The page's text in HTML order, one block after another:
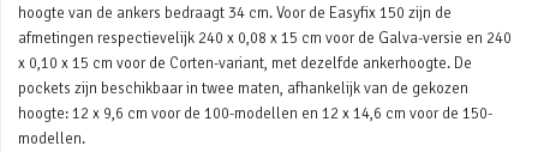
hoogte van de ankers bedraagt 34 cm. Voor de Easyfix 150 zijn de
afmetingen respectievelijk 240 x 0,08 x 15 cm voor de Galva-versie en 240
x 0,10 x 15 cm voor de Corten-variant, met dezelfde ankerhoogte. De
pockets zijn beschikbaar in twee maten, afhankelijk van de gekozen
hoogte: 12 x 9,6 cm voor de 100-modellen en 12 x 14,6 cm voor de 150-
modellen.